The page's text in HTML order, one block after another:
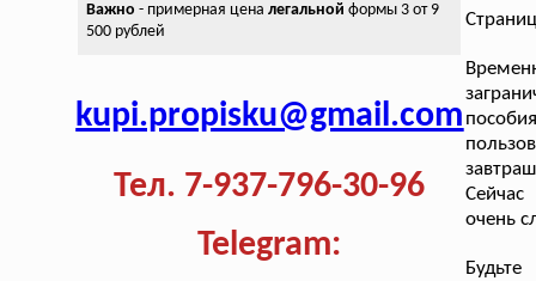
Важно - примерная цена легальной формы 3 от 9
500 рублей
kupi.propisku@gmail.com
Тел. 7-937-796-30-96
Telegram:
очень